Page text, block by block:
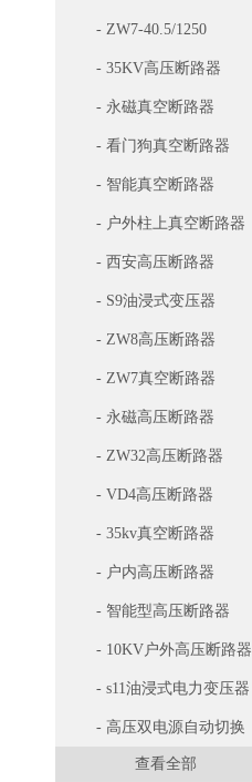
- ZW7-40.5/1250
- 35KV高压断路器
- 永磁真空断路器
- 看门狗真空断路器
- 智能真空断路器
- 户外柱上真空断路器
- 西安高压断路器
- S9油浸式变压器
- ZW8高压断路器
- ZW7真空断路器
- 永磁高压断路器
- ZW32高压断路器
- VD4高压断路器
- 35kv真空断路器
- 户内高压断路器
- 智能型高压断路器
- 10KV户外高压断路器
- s11油浸式电力变压器
- 高压双电源自动切换
查看全部